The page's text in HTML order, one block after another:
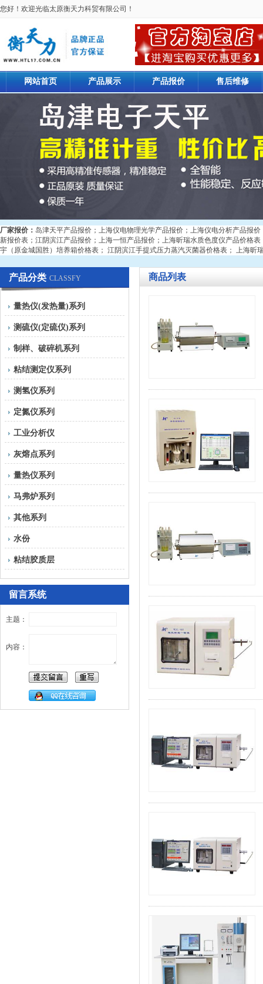
您好！欢迎光临太原衡天力科贸有限公司！
网站首页 产品展示 产品报价 售后维修
厂家报价： 岛津天平产品报价 ； 上海仪电物理光学产品报价 ； 上海仪电分析产品报价
新报价表 ； 江阴滨江产品报价 ； 上海一恒产品报价 ； 上海昕瑞水质色度仪产品价格表
宇（原金城国胜）培养箱价格表 ； 江阴滨江手提式压力蒸汽灭菌器价格表 ； 上海昕
产品分类 CLASSFY
量热仪(发热量)系列
测硫仪(定硫仪)系列
制样、破碎机系列
粘结测定仪系列
测氢仪系列
定氮仪系列
工业分析仪
灰熔点系列
量热仪系列
马弗炉系列
其他系列
水份
粘结胶质层
留言系统
主题：
内容：
商品列表